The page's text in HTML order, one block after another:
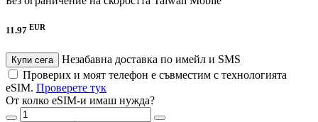
11.97 EUR
Купи сега
Незабавна доставка по имейл и SMS
Проверих и моят телефон е съвместим с технологията
eSIM. Проверете тук
От колко eSIM-и имаш нужда?